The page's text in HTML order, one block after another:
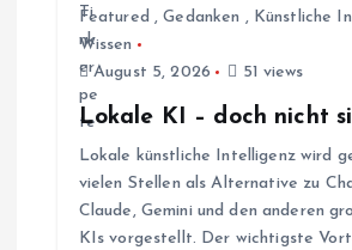
Featured ,Gedanken , Künstliche
Wissen
August 5, 2026
51 views
Lokale KI – doch nicht
Lokale künstliche Intelligenz wird
vielen Stellen als Alternative zu
Claude, Gemini und den anderen
KIs vorgestellt. Der wichtigste